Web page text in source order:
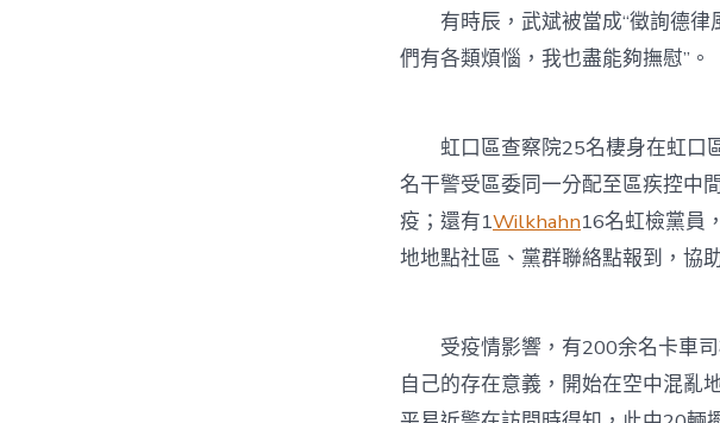
有時辰，武斌被當成“徵詢德律
們有各類煩惱，我也盡能夠撫慰”。
虹口區查察院25名棲身在虹口
名干警受區委同一分配至區疾控中
疫；還有1Wilkhahn16名虹檢黨員
地地點社區、黨群聯絡點報到，協
受疫情影響，有200余名卡車司
自己的存在意義，開始在空中混亂